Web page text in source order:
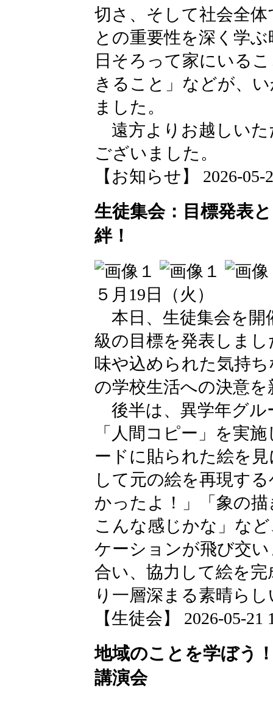
切さ、そして社会全
との重要性を深く学
日そろって家にいる
きること」などが、
ました。
遠方よりお越しいた
ございました。
【お知らせ】 2026-05-
生徒集会：目標発表
絆！
５月19日（火）
本日、生徒集会を開
級の目標を発表しま
味や込められた気持
の学校生活への決意
後半は、異学年グル
「人間コピー」を実
ードに貼られた絵を
して元の絵を再現す
かったよ！」「象の
こんな感じかな」な
ケーションが飛び交
合い、協力して絵を
り一層深まる素晴ら
【生徒会】 2026-05-21
地域のことを学ぼう
講演会